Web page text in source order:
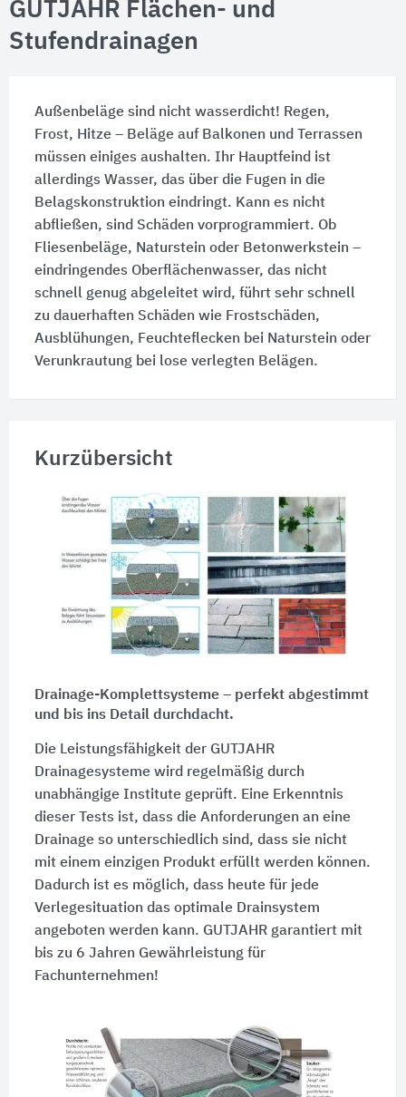
GUTJAHR Flächen- und
Stufendrainagen
Außenbeläge sind nicht wasserdicht! Regen,
Frost, Hitze – Beläge auf Balkonen und Terrassen
müssen einiges aushalten. Ihr Hauptfeind ist
allerdings Wasser, das über die Fugen in die
Belagskonstruktion eindringt. Kann es nicht
abfließen, sind Schäden vorprogrammiert. Ob
Fliesenbeläge, Naturstein oder Betonwerkstein –
eindringendes Oberflächenwasser, das nicht
schnell genug abgeleitet wird, führt sehr schnell
zu dauerhaften Schäden wie Frostschäden,
Ausblühungen, Feuchteflecken bei Naturstein oder
Verunkrautung bei lose verlegten Belägen.
Kurzübersicht
Drainage-Komplettsysteme – perfekt abgestimmt
und bis ins Detail durchdacht.
Die Leistungsfähigkeit der GUTJAHR
Drainagesysteme wird regelmäßig durch
unabhängige Institute geprüft. Eine Erkenntnis
dieser Tests ist, dass die Anforderungen an eine
Drainage so unterschiedlich sind, dass sie nicht
mit einem einzigen Produkt erfüllt werden können.
Dadurch ist es möglich, dass heute für jede
Verlegesituation das optimale Drainsystem
angeboten werden kann. GUTJAHR garantiert mit
bis zu 6 Jahren Gewährleistung für
Fachunternehmen!